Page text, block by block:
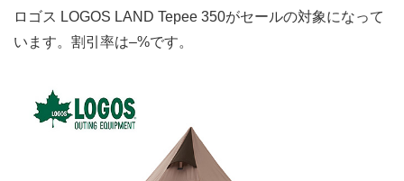
ロゴス LOGOS LAND Tepee 350がセールの対象になって
います。割引率は–%です。